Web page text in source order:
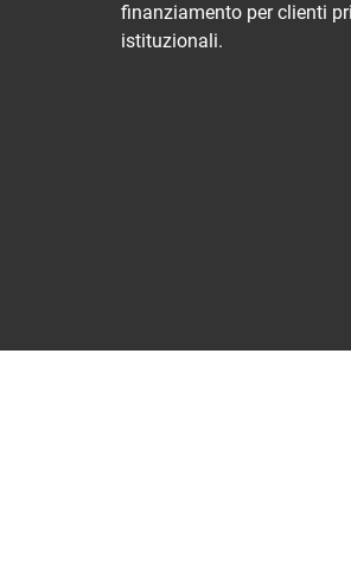
finanziamento per clienti
istituzionali.